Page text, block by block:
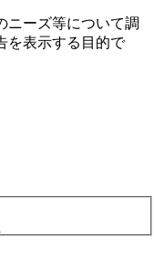
ニーズ等について調
を表⽰する⽬的で